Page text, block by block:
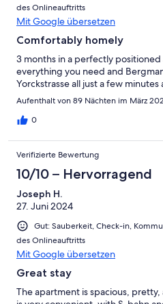
des Onlineauftritts
Mit Google übersetzen
Comfortably homely
3 months in a perfectly
everything you need and
Yorckstrasse all just a few
Aufenthalt von 89 Nächten im März
0
Verifizierte Bewertung
10/10 – Hervorragend
Joseph H.
27. Juni 2024
Gut: Sauberkeit, Check-in,
des Onlineauftritts
Mit Google übersetzen
Great stay
The apartment is spacious,